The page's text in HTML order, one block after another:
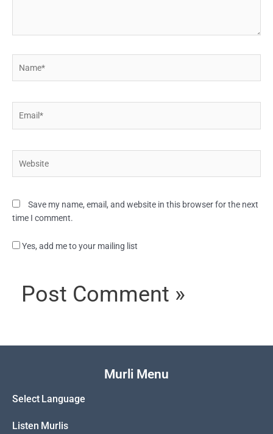
Save my name, email, and website in this browser for the next
time I comment.
Yes, add me to your mailing list
Murli Menu
Select Language
Listen Murlis